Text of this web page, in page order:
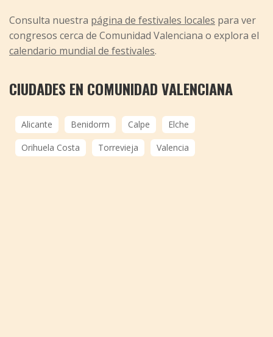
Consulta nuestra página de festivales locales para ver
congresos cerca de Comunidad Valenciana o explora el
calendario mundial de festivales.
CIUDADES EN COMUNIDAD VALENCIANA
Alicante Benidorm Calpe
Elche
Orihuela Costa
Torrevieja Valencia